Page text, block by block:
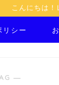
こんにちは！
リシー
―